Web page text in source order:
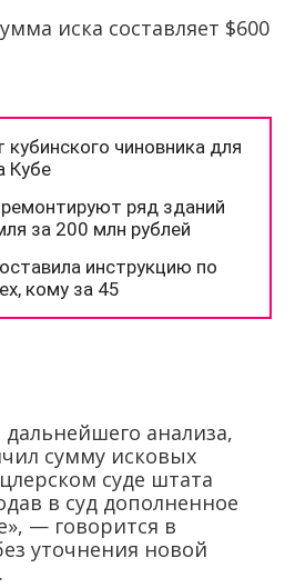
иска составляет $600
анализа,
сумму исковых
суде штата
в суд дополненное
— говорится в
уточнения новой